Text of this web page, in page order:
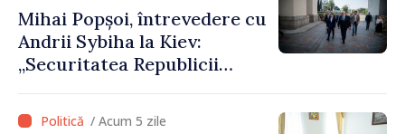
Mihai Popșoi, întrevedere cu
Andrii Sybiha la Kiev:
„Securitatea Republicii
de securitatea Ucrainei”
/ Acum 5 zile